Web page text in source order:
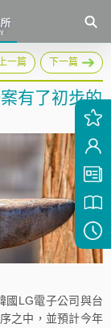
一篇 下一篇
有了初步的
LG電子公司與台
之中，並預計今年